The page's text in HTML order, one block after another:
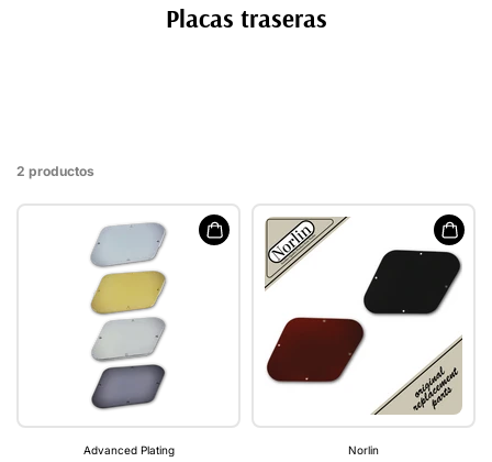
Placas traseras
2 productos
Advanced Plating Norlin